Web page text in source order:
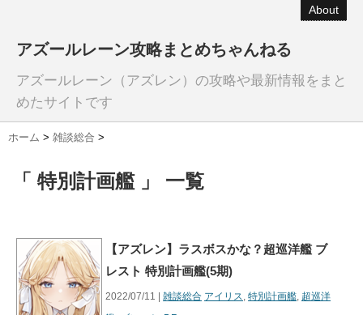
About
アズールレーン攻略まとめちゃんねる
アズールレーン（アズレン）の攻略や最新情報をまと
めたサイトです
ホーム > 雑談総合 >
「 特別計画艦 」 一覧
【アズレン】ラスボスかな？超巡洋艦 ブ
レスト 特別計画艦(5期)
2022/07/11 | 雑談総合 アイリス, 特別計画艦, 超巡洋